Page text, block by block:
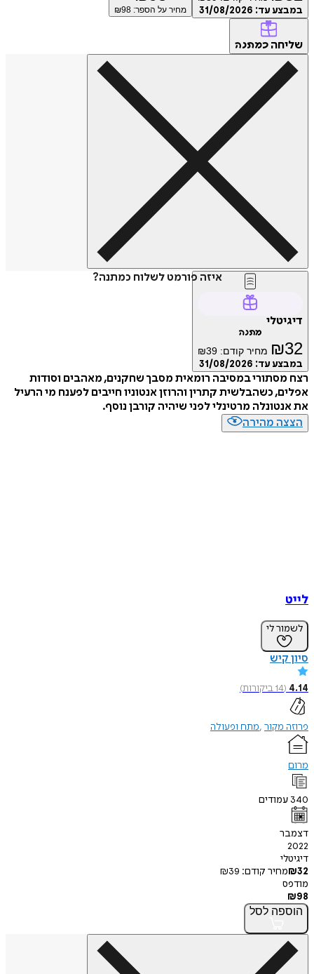
במבצע עד: 31/08/2026 מחיר על הספר: ₪ 98
שליחה כמתנה
איזה פורמט לשלוח כמתנה?
דיגיטלי
מתנה
₪32 מחיר קודם: ₪39
במבצע עד: 31/08/2026
רצח מסתורי במסיבה רומאית מסבך שחקנים, מאהבים וסודות
אפלים, כשהבלשית קתרין והרוזן אנטוניו חייבים לפענח מי הרעיל
את אנטונלה מרטינלי לפני שיהיה קורבן נוסף.
הצצה מהירה
לייט
לשמור לי
סיון קיש
4.14
(
14ביקורות)
פרוזה מקור מתח ופעולה
מרום
340 עמודים
דצמבר
2022
דיגיטלי
₪32 מחיר קודם: ₪39
מודפס
₪98
הוספה לסל